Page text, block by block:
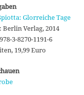
Glorreiche Tage
Verlag, 2014
3-8270-1191-6
19,99 Euro